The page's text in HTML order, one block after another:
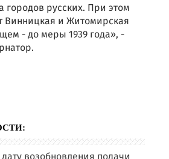
русских. При этом
Винницкая и Житомирская
- до меры 1939 года», -